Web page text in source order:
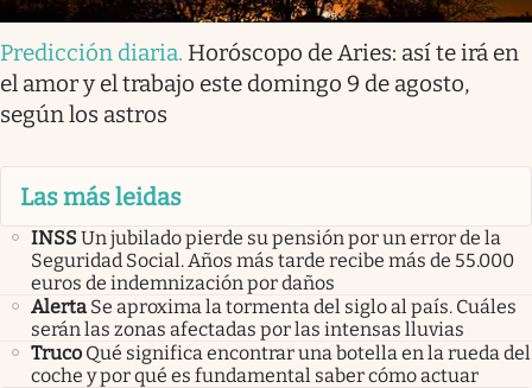
Predicción diaria. Horóscopo de Aries: así te irá en
el amor y el trabajo este domingo 9 de agosto,
según los astros
Las más leidas
INSSUn jubilado pierde su pensión por un error de la
Seguridad Social. Años más tarde recibe más de 55.000
euros de indemnización por daños
Alerta Se aproxima la tormenta del siglo al país. Cuáles
serán las zonas afectadas por las intensas lluvias
Truco Qué significa encontrar una botella en la rueda del
coche y por qué es fundamental saber cómo actuar